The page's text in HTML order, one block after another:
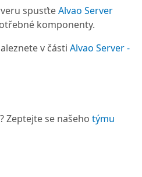
spusťteAlvao Server
komponenty.
v části Alvao Server -
Zeptejte se našeho týmu